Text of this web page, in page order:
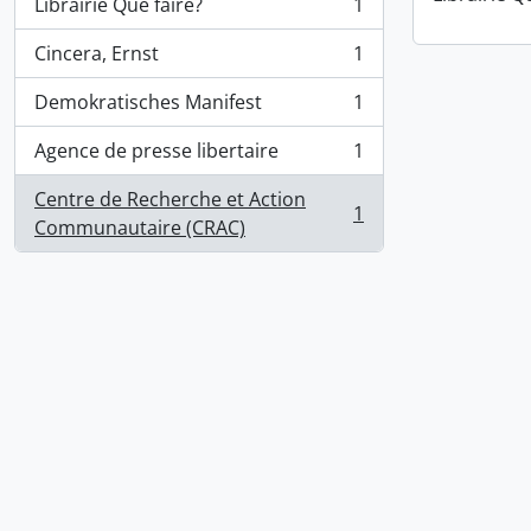
, 1 résultats
Cincera, Ernst
, 1 résultats
1
Demokratisches Manifest
, 1 résultats
1
Agence de presse libertaire
, 1 résultats
1
Centre de Recherche et Action
Communautaire (CRAC)
, 1 résultats 1